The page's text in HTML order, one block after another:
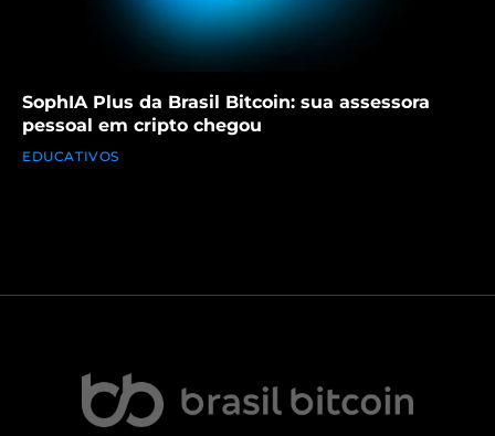
SophIA Plus da Brasil Bitcoin: sua assessora
pessoal em cripto chegou
EDUCATIVOS